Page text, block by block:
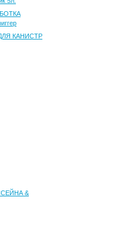
КАНИСТР
&